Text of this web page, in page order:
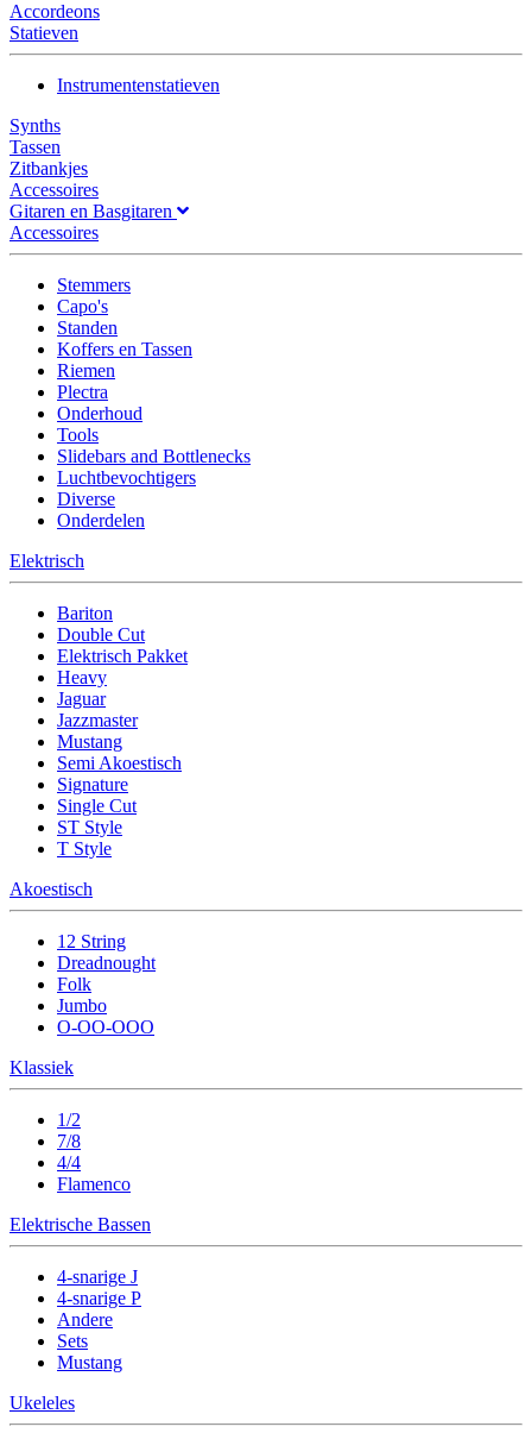
Accordeons
Statieven
Instrumentenstatieven
Synths
Tassen
Zitbankjes
Accessoires
Gitaren en Basgitaren
Accessoires
Stemmers
Capo's
Standen
Koffers en Tassen
Riemen
Plectra
Onderhoud
Tools
Slidebars and Bottlenecks
Luchtbevochtigers
Diverse
Onderdelen
Elektrisch
Bariton
Double Cut
Elektrisch Pakket
Heavy
Jaguar
Jazzmaster
Mustang
Semi Akoestisch
Signature
Single Cut
ST Style
T Style
Akoestisch
12 String
Dreadnought
Folk
Jumbo
O-OO-OOO
Klassiek
1/2
7/8
4/4
Flamenco
Elektrische Bassen
4-snarige J
4-snarige P
Andere
Sets
Mustang
Ukeleles